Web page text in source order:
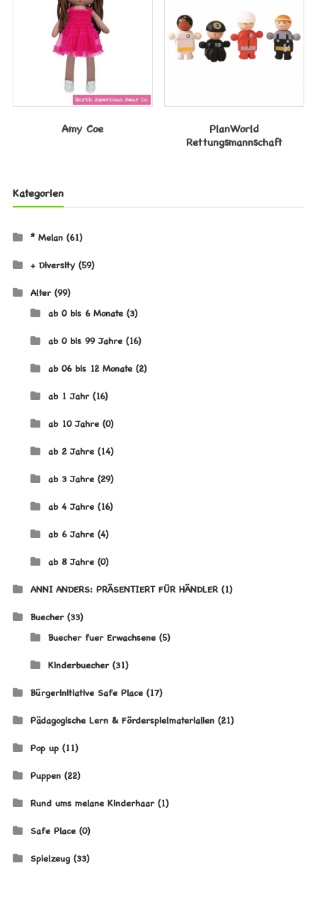
Amy Coe
PlanWorld
Rettungsmannschaft
Kategorien
* Melan (61)
+ Diversity (59)
Alter (99)
ab 0 bis 6 Monate (3)
ab 0 bis 99 Jahre (16)
ab 06 bis 12 Monate (2)
ab 1 Jahr (16)
ab 10 Jahre (0)
ab 2 Jahre (14)
ab 3 Jahre (29)
ab 4 Jahre (16)
ab 6 Jahre (4)
ab 8 Jahre (0)
ANNI ANDERS: PRÄSENTIERT FÜR HÄNDLER (1)
Buecher (33)
Buecher fuer Erwachsene (5)
Kinderbuecher (31)
Bürgerinitiative Safe Place (17)
Pädagogische Lern & Förderspielmaterialien (21)
Pop up (11)
Puppen (22)
Rund ums melane Kinderhaar (1)
Safe Place (0)
Spielzeug (33)